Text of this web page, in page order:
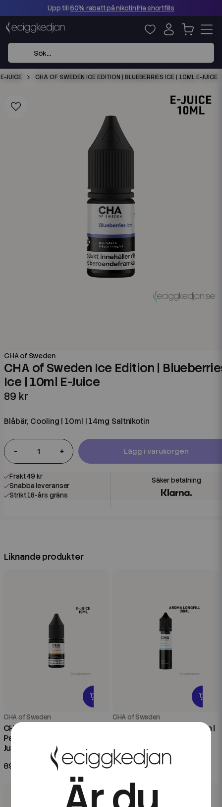
Upp till60% rabatt på nikotinfria shortfills
E-JUICE CHA OF SWEDEN ICE EDITION | BLUEBERRIES ICE | 10ML E-JUICE
CHA of Sweden
CHA of Sweden Ice Edition |
Ice | 10ml E-Juice
89 kr
Blåbär, Cooling | 10ml | 14mg Saltnikotin
- + Lägg i varukorgen
Frakt 49 kr
Snabba leveranser
Strikt 18-års gräns
Liknande produkter
CHA of Sweden
CHA of Sweden Ice Edition |
Passion Fruit Ice | 10ml E-
Juice
89 kr
CHA of Sweden
CHA of Sweden Ice Edition |
20ml Aroma Longfill
99 kr